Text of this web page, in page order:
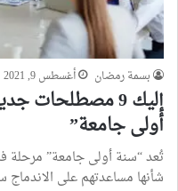
بسمة رمضان أغسطس 9, 2021
إليك 9
أولى جامعة”
تُعد “سنة أولى جامعة” مرحلة
شأنها مساعدتهم على الاندماج